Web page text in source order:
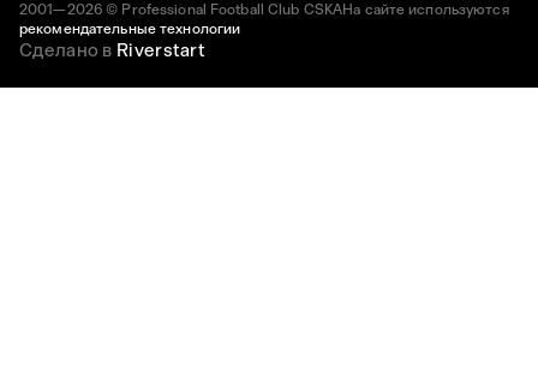
2001—2026 © Professional Football Club CSKAНа сайте используются
рекомендательные технологии
Сделано в Riverstart